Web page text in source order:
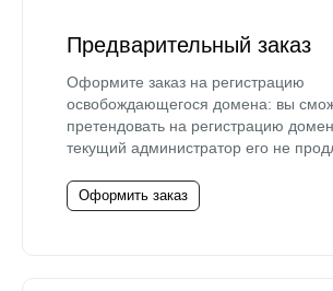
Предварительный заказ
Оформите заказ на регистрацию
освобождающегося домена: вы
претендовать на регистрацию
текущий администратор его не
Оформить заказ